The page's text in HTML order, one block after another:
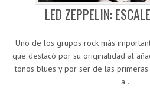
LED ZEPPELIN:
Uno de los grupos rock más
que destacó por su originalidad al
tonos blues y por ser de las
a…